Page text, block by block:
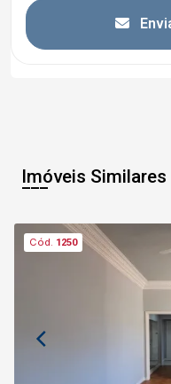
Imóveis Similares
Cód. 1250